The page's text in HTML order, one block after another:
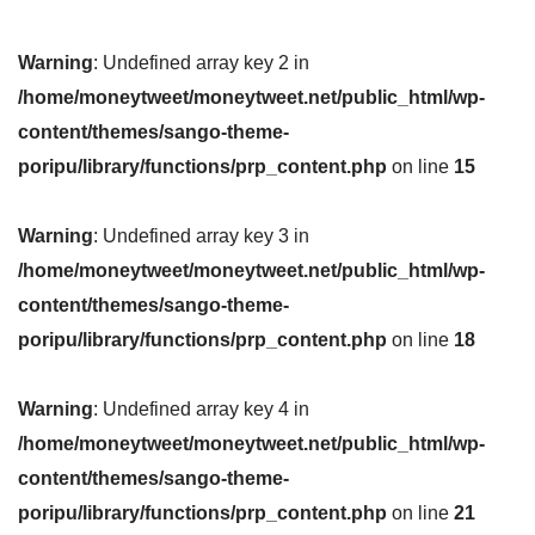
Warning: Undefined array key 2 in
/home/moneytweet/moneytweet.net/public_html/wp-
content/themes/sango-theme-
poripu/library/functions/prp_content.php on line 15
Warning: Undefined array key 3 in
/home/moneytweet/moneytweet.net/public_html/wp-
content/themes/sango-theme-
poripu/library/functions/prp_content.php on line 18
Warning: Undefined array key 4 in
/home/moneytweet/moneytweet.net/public_html/wp-
content/themes/sango-theme-
poripu/library/functions/prp_content.php on line 21